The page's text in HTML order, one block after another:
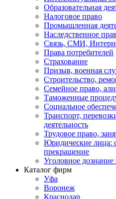
Образовательная
Налоговое право
Промышленная
Наследственное
Связь, СМИ,
Права потребителей
Страхование
Призыв, военная
Строительство,
Семейное право,
Таможенные
Социальное
Транспорт,
деятельность
Трудовое право,
Юридические лица:
прекращение
Уголовное дознание
Каталог фирм
Уфа
Воронеж
Краснодар